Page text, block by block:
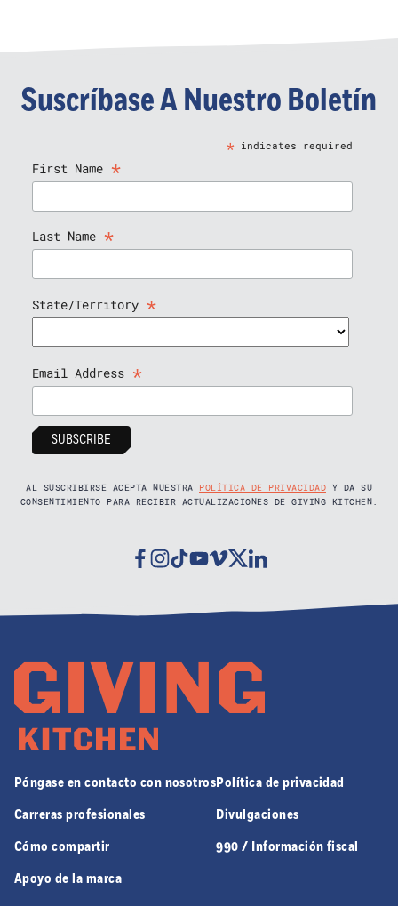
Suscríbase A Nuestro Boletín
*indicates required
First Name *
Last Name *
State/Territory *
Email Address *
AL SUSCRIBIRSE ACEPTA NUESTRA POLÍTICA DE PRIVACIDAD Y DA SU
CONSENTIMIENTO PARA RECIBIR ACTUALIZACIONES DE GIVING KITCHEN.
Facebook
Instagram
TiktokYoutube
VimeoTwitterLinkedin
Póngase en contacto con nosotros
Carreras profesionales
Cómo compartir
Apoyo de la marca
Política de privacidad
Divulgaciones
990 / Información fiscal